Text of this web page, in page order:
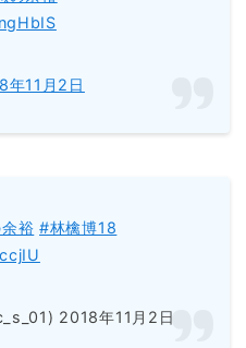
年11月2日
裕 #林檎博18
2018年11月2日